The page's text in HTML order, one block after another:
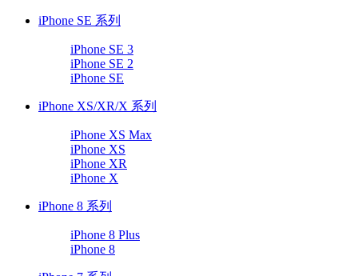
iPhone SE 系列
iPhone SE 3
iPhone SE 2
iPhone SE
iPhone XS/XR/X 系列
iPhone XS Max
iPhone XS
iPhone XR
iPhone X
iPhone 8 系列
iPhone 8 Plus
iPhone 8